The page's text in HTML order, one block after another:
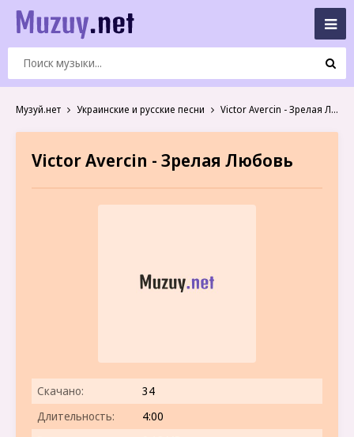
Музуй.нет Украинские и русские песни Victor Avercin - Зрелая Любовь
Victor Avercin - Зрелая Любовь
Скачано:
34
Длительность:
4:00